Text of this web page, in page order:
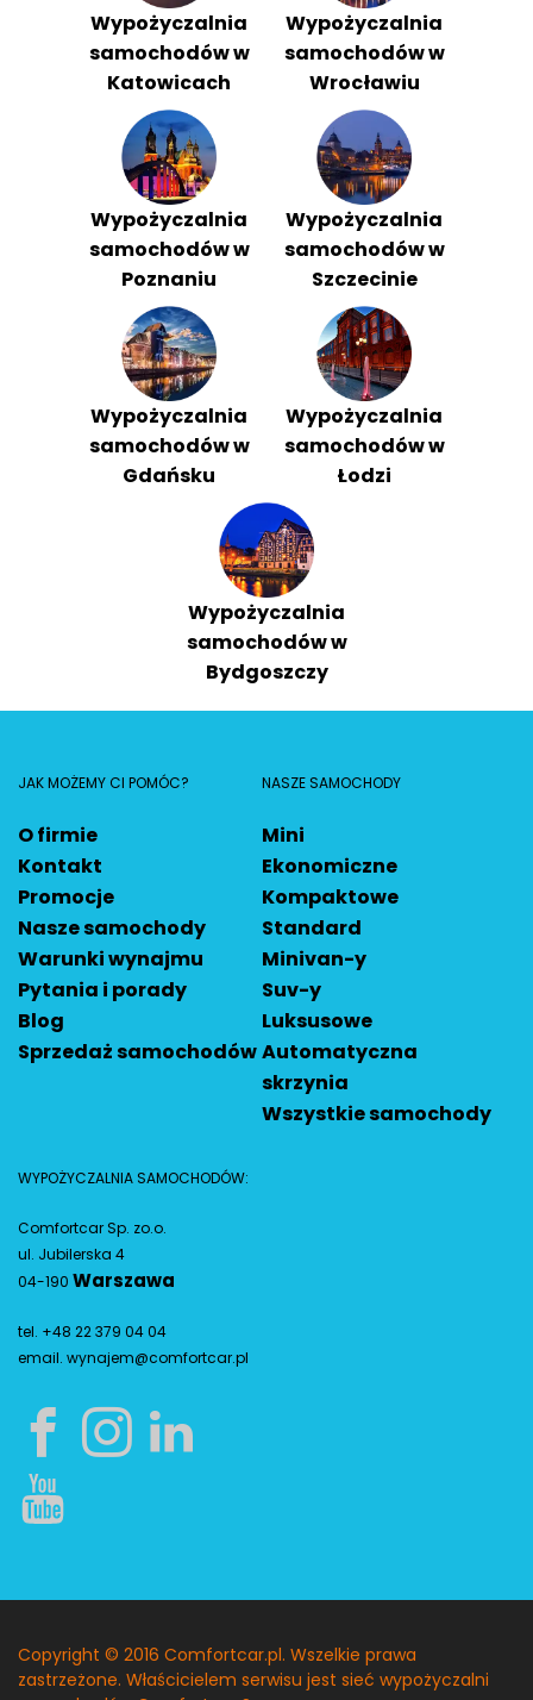
Wypożyczalnia
samochodów w
Katowicach
Wypożyczalnia
samochodów w
Wrocławiu
Wypożyczalnia
samochodów w
Poznaniu
Wypożyczalnia
samochodów w
Szczecinie
Wypożyczalnia
samochodów w
Gdańsku
Wypożyczalnia
samochodów w
Łodzi
Wypożyczalnia
samochodów w
Bydgoszczy
JAK MOŻEMY CI POMÓC?
O firmie
Kontakt
Promocje
Nasze samochody
Warunki wynajmu
Pytania i porady
Blog
Sprzedaż samochodów
NASZE SAMOCHODY
Mini
Ekonomiczne
Kompaktowe
Standard
Minivan-y
Suv-y
Luksusowe
Automatyczna
skrzynia
Wszystkie samochody
WYPOŻYCZALNIA SAMOCHODÓW:
Comfortcar Sp. zo.o.
ul. Jubilerska 4
04-190 Warszawa
tel. +48 22 379 04 04
email. wynajem@comfortcar.pl
Copyright © 2016 Comfortcar.pl. Wszelkie prawa
zastrzeżone. Właścicielem serwisu jest sieć wypożyczalni